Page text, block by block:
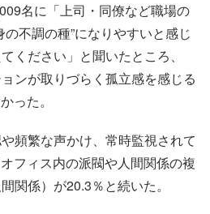
名に「上司・同僚など職場の
不調の種”になりやすいと感じ
ください」と聞いたところ、
ンが取りづらく孤立感を感じる
った。
頻繁な声かけ、常時監視されて
フィス内の派閥や人間関係の複
関係）が20.3％と続いた。